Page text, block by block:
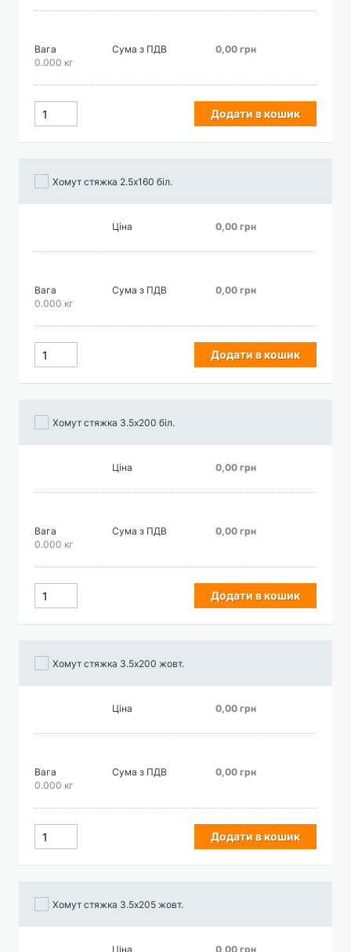
Вага
0.000 кг
Сума з ПДВ 0,00 грн
Додати в кошик
Хомут стяжка 2.5х160 біл.
Ціна 0,00 грн
Вага
0.000 кг
Сума з ПДВ 0,00 грн
Додати в кошик
Хомут стяжка 3.5х200 біл.
Ціна 0,00 грн
Вага
0.000 кг
Сума з ПДВ 0,00 грн
Додати в кошик
Хомут стяжка 3.5х200 жовт.
Ціна 0,00 грн
Вага
0.000 кг
Сума з ПДВ 0,00 грн
Додати в кошик
Хомут стяжка 3.5х205 жовт.
Ціна 0,00 грн